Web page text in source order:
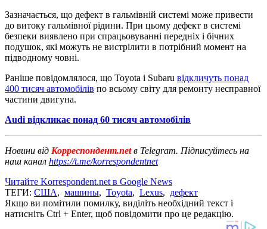
Зазначається, що дефект в гальмівній системі може привести
до витоку гальмівної рідини. При цьому дефект в системі
безпеки виявлено при спрацьовуванні передніх і бічних
подушок, які можуть не вистрілити в потрібний момент на
підводному човні.
Раніше повідомлялося, що Toyota і Subaru відкличуть понад
400 тисяч автомобілів по всьому світу для ремонту несправної
частини двигуна.
Audi відкликає понад 60 тисяч автомобілів
Новини від Корреспондент.netв Telegram. Підписуйтесь на
наш канал https://t.me/korrespondentnet
Читайте Korrespondent.net в Google News
ТЕГИ: США, машины, Toyota, Lexus, дефект
Якщо ви помітили помилку, виділіть необхідний текст і
натисніть Ctrl + Enter, щоб повідомити про це редакцію.